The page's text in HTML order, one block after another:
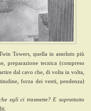
Towers, quella in assoluto più
preparazione tecnica (compreso
dal cavo che, di volta in volta,
forza dei venti, pendenza)
egli ci trasmette? E soprattutto